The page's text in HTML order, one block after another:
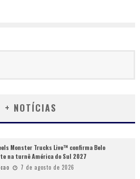
+ NOTÍCIAS
Monster Trucks Live™ confirma Belo
na turnê América do Sul 2027
7 de agosto de 2026